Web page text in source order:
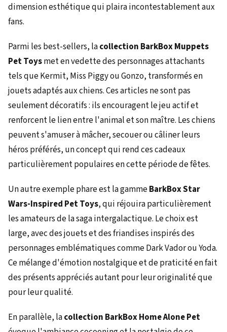
dimension esthétique qui plaira incontestablement aux
fans.
Parmi les best-sellers, lacollection BarkBox Muppets
Pet Toysmet en vedette des personnages attachants
tels que Kermit, Miss Piggy ou Gonzo, transformés en
jouets adaptés aux chiens. Ces articles ne sont pas
seulement décoratifs : ils encouragent le jeu actif et
renforcent le lien entre l'animal et son maître. Les chiens
peuvent s'amuser à mâcher, secouer ou câliner leurs
héros préférés, un concept qui rend ces cadeaux
particulièrement populaires en cette période de fêtes.
Un autre exemple phare est la gammeBarkBox Star
Wars-Inspired Pet Toys, qui réjouira particulièrement
les amateurs de la saga intergalactique. Le choix est
large, avec des jouets et des friandises inspirés des
personnages emblématiques comme Dark Vador ou Yoda.
Ce mélange d'émotion nostalgique et de praticité en fait
des présents appréciés autant pour leur originalité que
pour leur qualité.
En parallèle, lacollection BarkBox Home Alone Pet